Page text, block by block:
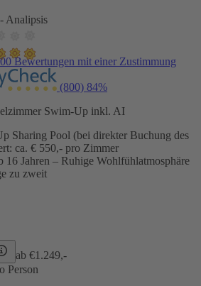
Analipsis
Bewertungen mit einer Zustimmung
(800) 84%
Swim-Up inkl. AI
Sharing Pool (bei direkter Buchung des
ca. € 550,- pro Zimmer
Jahren – Ruhige Wohlfühlatmosphäre
zu zweit
ab €1.249,-
Person